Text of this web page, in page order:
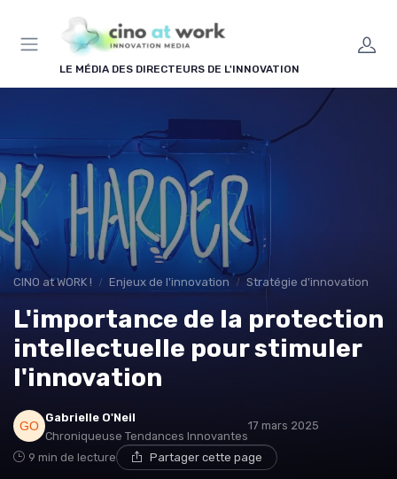
LE MÉDIA DES DIRECTEURS DE L'INNOVATION
CINO at WORK ! Enjeux de l'innovation Stratégie d'innovation
L'importance de la protection
intellectuelle pour stimuler
l'innovation
Gabrielle O'Neil
Chroniqueuse Tendances Innovantes
17 mars 2025
9 min de lecture Partager cette page